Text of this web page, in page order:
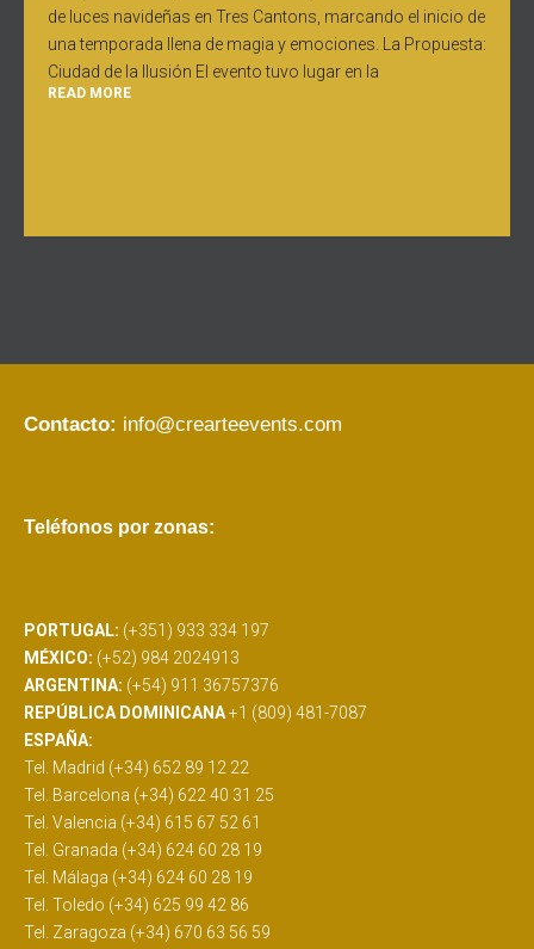
de luces navideñas en Tres Cantons, marcando el inicio de
una temporada llena de magia y emociones. La Propuesta:
Ciudad de la Ilusión El evento tuvo lugar en la
READ MORE
Contacto: info@crearteevents.com
Teléfonos por zonas:
PORTUGAL: (+351) 933 334 197
MÉXICO: (+52) 984 2024913
ARGENTINA: (+54) 911 36757376
REPÚBLICA DOMINICANA+1 (809) 481-7087
ESPAÑA:
Tel. Madrid (+34) 652 89 12 22
Tel. Barcelona (+34) 622 40 31 25
Tel. Valencia (+34) 615 67 52 61
Tel. Granada (+34) 624 60 28 19
Tel. Málaga (+34) 624 60 28 19
Tel. Toledo (+34) 625 99 42 86
Tel. Zaragoza (+34) 670 63 56 59